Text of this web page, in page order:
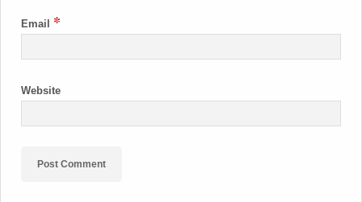
Email *
Website